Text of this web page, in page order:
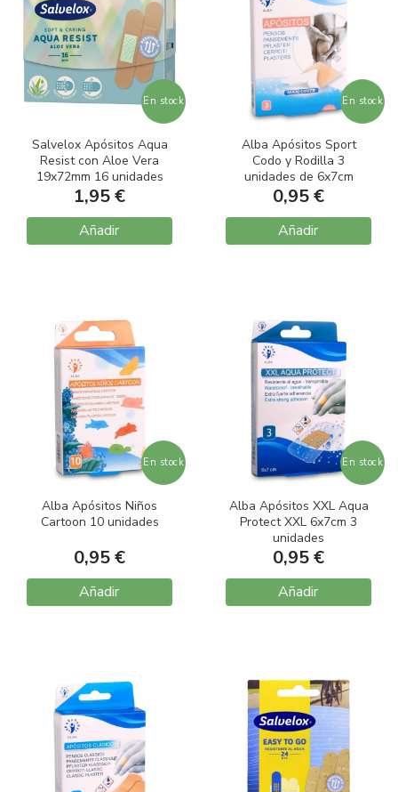
En stock
Salvelox Apósitos Aqua
Resist con Aloe Vera
19x72mm 16 unidades
1,95 €
Añadir
En stock
Alba Apósitos Sport
Codo y Rodilla 3
unidades de 6x7cm
0,95 €
Añadir
En stock
Alba Apósitos Niños
Cartoon 10 unidades
0,95 €
Añadir
En stock
Alba Apósitos XXL Aqua
Protect XXL 6x7cm 3
unidades
0,95 €
Añadir